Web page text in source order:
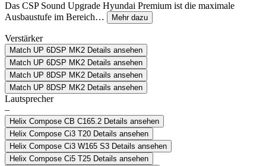
Das CSP Sound Upgrade Hyundai Premium ist die maximale
Ausbaustufe im Bereich…
Mehr dazu
Verstärker
Match UP 6DSP MK2 Details ansehen
Match UP 6DSP MK2 Details ansehen
Match UP 8DSP MK2 Details ansehen
Match UP 8DSP MK2 Details ansehen
Lautsprecher
–
Helix Compose CB C165.2 Details ansehen
Helix Compose Ci3 T20 Details ansehen
Helix Compose Ci3 W165 S3 Details ansehen
Helix Compose Ci5 T25 Details ansehen